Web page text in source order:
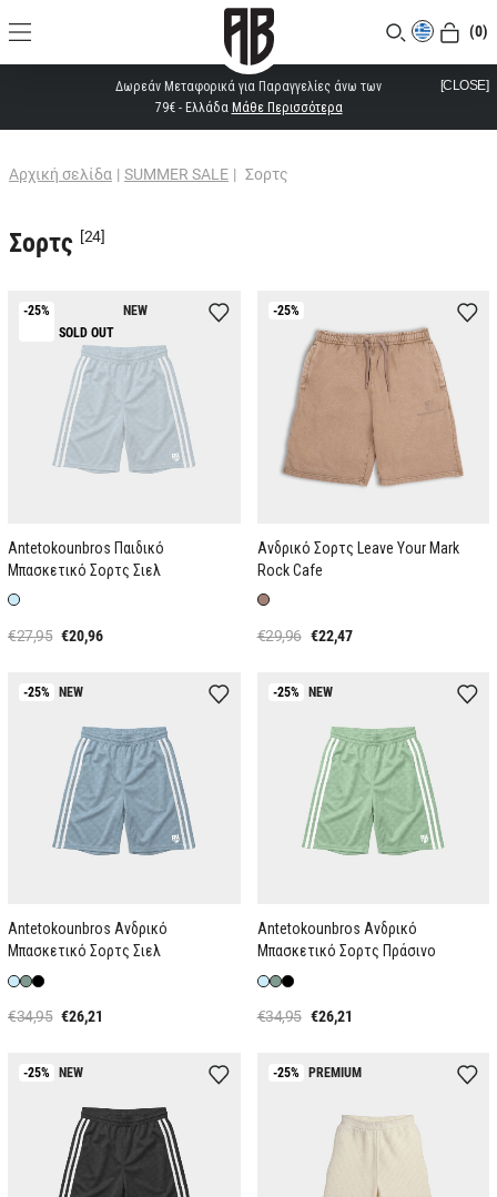
(0)
Δωρεάν Μεταφορικά για Παραγγελίες άνω των
79€ - Ελλάδα Μάθε Περισσότερα
[CLOSE]
Αρχική σελίδα | SUMMER SALE | Σορτς
Σορτς [24]
-25%
SOLD OUT
NEW
Antetokounbros Παιδικό
Μπασκετικό Σορτς Σιελ
€27,95 €20,96
-25%
Ανδρικό Σορτς Leave Your Mark
Rock Cafe
€29,96 €22,47
-25% NEW
Antetokounbros Ανδρικό
Μπασκετικό Σορτς Σιελ
€34,95 €26,21
-25% NEW
Antetokounbros Ανδρικό
Μπασκετικό Σορτς Πράσινο
€34,95 €26,21
-25% NEW -25% PREMIUM